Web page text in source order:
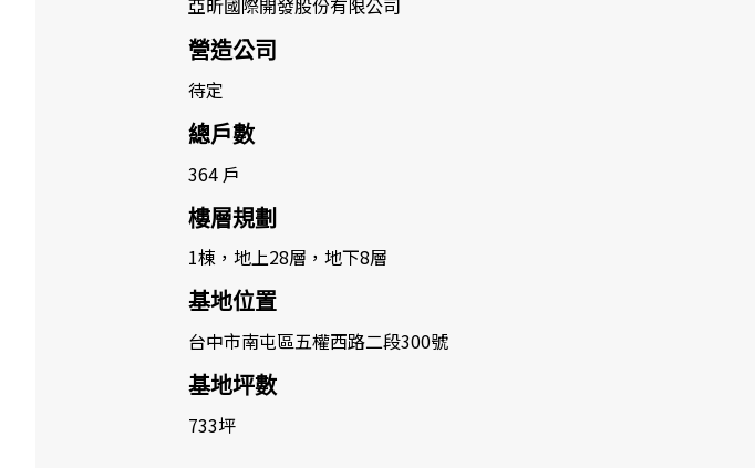
亞昕國際開發股份有限公司
營造公司
待定
總戶數
364 戶
樓層規劃
1棟，地上28層，地下8層
基地位置
台中市南屯區五權西路二段300號
基地坪數
733坪